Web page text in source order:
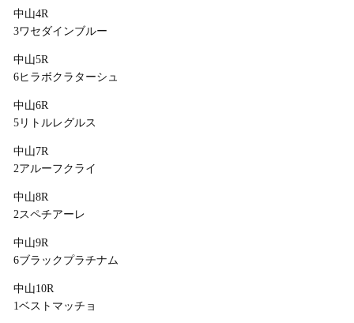
中山4R
3ワセダインブルー
中山5R
6ヒラボクラターシュ
中山6R
5リトルレグルス
中山7R
2アルーフクライ
中山8R
2スペチアーレ
中山9R
6ブラックプラチナム
中山10R
1ベストマッチョ